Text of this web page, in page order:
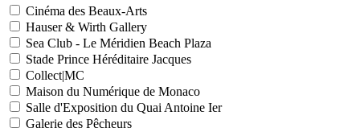
Cinéma des Beaux-Arts
Hauser & Wirth Gallery
Sea Club - Le Méridien Beach Plaza
Stade Prince Héréditaire Jacques
Collect|MC
Maison du Numérique de Monaco
Salle d'Exposition du Quai Antoine Ier
Galerie des Pêcheurs